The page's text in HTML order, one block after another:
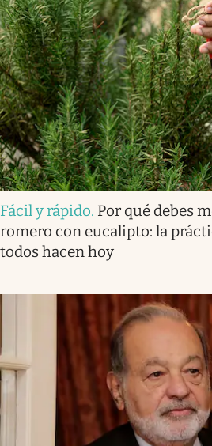
Fácil y rápido. Por qué debes
romero con eucalipto: la
todos hacen hoy